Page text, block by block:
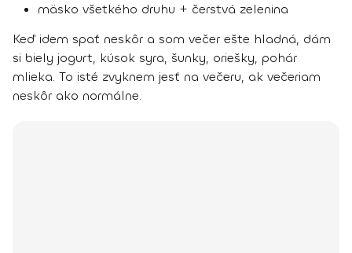
mäsko všetkého druhu + čerstvá zelenina
Keď idem spať neskôr a som večer ešte hladná, dám
si biely jogurt, kúsok syra, šunky, oriešky, pohár
mlieka. To isté zvyknem jesť na večeru, ak večeriam
neskôr ako normálne.